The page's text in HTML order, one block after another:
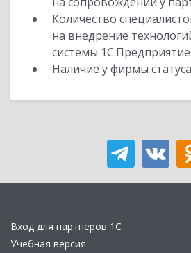
Количество
на внедрение
системы 1С:Предприятие.
Наличие у фирмы статуса
Вход для партнеров 1С
Учебная версия